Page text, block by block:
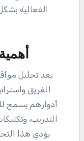
الفعالية
يعد تحليل
الفريق
أدوارهم يسمح
التدريب،
يؤدي هذا